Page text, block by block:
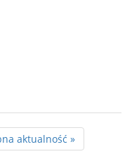
aktualność »